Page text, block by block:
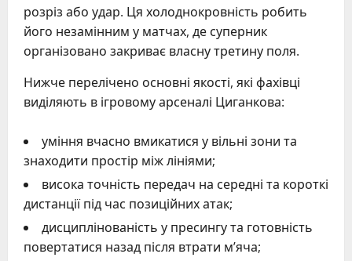
розріз або удар. Ця холоднокровність робить
його незамінним у матчах, де суперник
організовано закриває власну третину поля.
Нижче перелічено основні якості, які фахівці
виділяють в ігровому арсеналі Циганкова:
уміння вчасно вмикатися у вільні зони та
знаходити простір між лініями;
висока точність передач на середні та короткі
дистанції під час позиційних атак;
дисциплінованість у пресингу та готовність
повертатися назад після втрати м’яча;